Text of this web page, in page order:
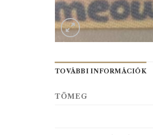
TOVÁBBI INFORMÁCIÓK
TÖMEG